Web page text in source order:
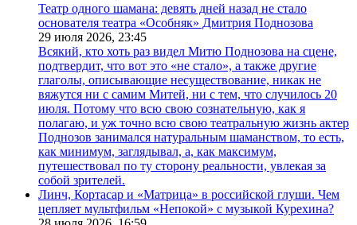
Театр одного шамана: девять дней назад не стало
основателя театра «Особняк» Дмитрия Поднозова
29 июля 2026, 23:45
Всякий, кто хоть раз видел Митю Поднозова на сцене,
подтвердит, что вот это «не стало», а также другие
глаголы, описывающие несуществование, никак не
вяжутся ни с самим Митей, ни с тем, что случилось 20
июля. Потому что всю свою сознательную, как я
полагаю, и уж точно всю свою театральную жизнь актер
Поднозов занимался натуральным шаманством, то есть,
как минимум, заглядывал, а, как максимум,
путешествовал по ту сторону реальности, увлекая за
собой зрителей.
Линч, Кортасар и «Матрица» в российской глуши. Чем
цепляет мультфильм «Непокой» с музыкой Курехина?